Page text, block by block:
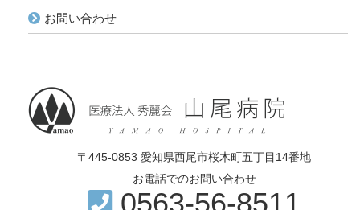
お問い合わせ
〒445-0853 愛知県西尾市桜木町五丁目14番地
お電話でのお問い合わせ